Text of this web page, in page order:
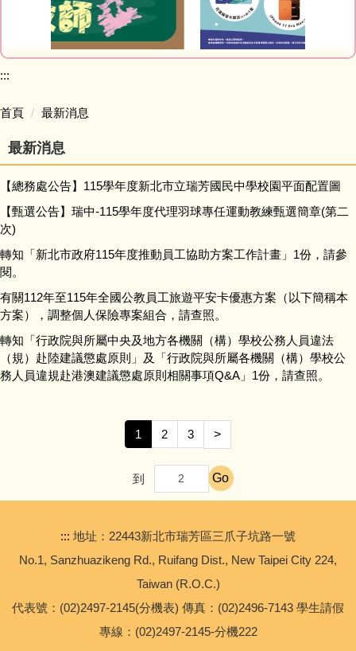
榮譽榜網站
研習資訊
網路資源
會計室
進修部
輔導處
【專任運動教練甄選】公告本校114學年度代理羽球專任
:::
首頁 最新消息
最新消息
【總務處公告】115學年度新北市立瑞芳國民中學校園平面配置圖
【甄選公告】瑞中-115學年度代理羽球專任運動教練甄選簡章(第二
次)
轉知「新北市政府115年度推動員工協助方案工作計畫」1份，請參
閱。
有關112年至115年全國公教員工旅遊平安卡優惠方案（以下簡稱本
方案），調整個人保險專案組合，請查照。
轉知「行政院與所屬中央及地方各機關（構）學校公務人員違法
（規）赴陸建議懲處原則」及「行政院與所屬各機關（構）學校公
務人員違規赴港澳建議懲處原則相關事項Q&A」1份，請查照。
1 2 3 >
到 Go
::: 地址：22443新北市瑞芳區三爪子坑路一號
No.1, Sanzhuazikeng Rd., Ruifang Dist., New Taipei City 224,
Taiwan (R.O.C.)
代表號：(02)2497-2145(分機表) 傳真：(02)2496-7143 學生請假
專線：(02)2497-2145-分機222